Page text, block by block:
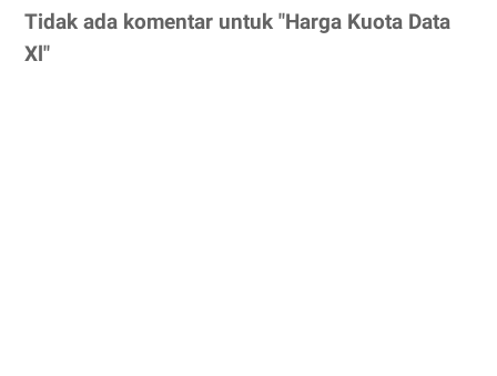
Tidak ada komentar untuk "Harga Kuota Data
Xl"